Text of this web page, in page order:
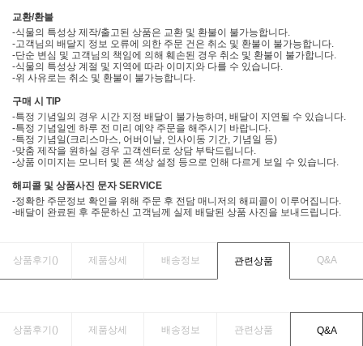
교환/환불
-식물의 특성상 제작/출고된 상품은 교환 및 환불이 불가능합니다.
-고객님의 배달지 정보 오류에 의한 주문 건은 취소 및 환불이 불가능합니다.
-단순 변심 및 고객님의 책임에 의해 훼손된 경우 취소 및 환불이 불가합니다.
-식물의 특성상 계절 및 지역에 따라 이미지와 다를 수 있습니다.
-위 사유로는 취소 및 환불이 불가능합니다.
구매 시 TIP
-특정 기념일의 경우 시간 지정 배달이 불가능하며, 배달이 지연될 수 있습니다.
-특정 기념일엔 하루 전 미리 예약 주문을 해주시기 바랍니다.
-특정 기념일(크리스마스, 어버이날, 인사이동 기간, 기념일 등)
-맞춤 제작을 원하실 경우 고객센터로 상담 부탁드립니다.
-상품 이미지는 모니터 및 폰 색상 설정 등으로 인해 다르게 보일 수 있습니다.
해피콜 및 상품사진 문자 SERVICE
-정확한 주문정보 확인을 위해 주문 후 전담 매니저의 해피콜이 이루어집니다.
-배달이 완료된 후 주문하신 고객님께 실제 배달된 상품 사진을 보내드립니다.
상품후기() 제품상세 배송정보 관련상품 Q&A
상품후기() 제품상세 배송정보 관련상품 Q&A